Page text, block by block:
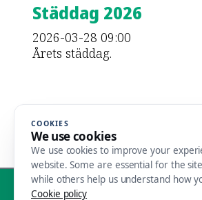
Städdag 2026
2026-03-28 09:00
Årets städdag.
SE ALLA NYHETER
COOKIES
We use cookies
We use cookies to improve your
website. Some are essential for the
while others help us understand how
Cookie policy